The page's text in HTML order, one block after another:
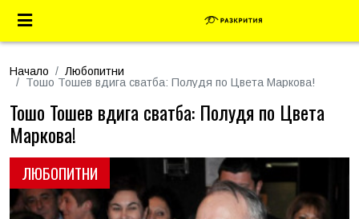
Начало
Любопитни
Тошо Тошев вдига сватба: Полудя по Цвета Маркова!
ЛЮБОПИТНИ
Тошо Тошев вдига сватба: Полудя по Цвета
Маркова!